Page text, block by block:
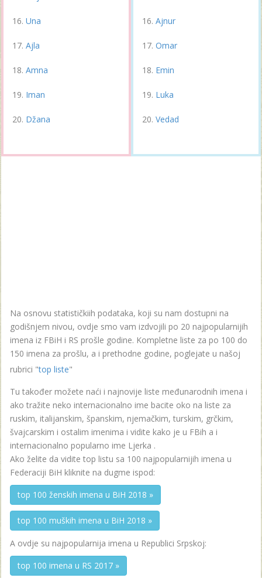
Una
Ajla
Amna
Iman
Džana
Ajnur
Omar
Emin
Luka
Vedad
Na osnovu statističkiih podataka, koji su nam dostupni na
godišnjem nivou, ovdje smo vam izdvojili po 20 najpopularnijih
imena iz FBiH i RS prošle godine. Kompletne liste za po 100 do
150 imena za prošlu, a i prethodne godine, poglejate u našoj
rubrici "top liste"
Tu također možete naći i najnovije liste međunarodnih imena i
ako tražite neko internacionalno ime bacite oko na liste za
ruskim, italijanskim, španskim, njemačkim, turskim, grčkim,
švajcarskim i ostalim imenima i vidite kako je u FBih a i
internacionalno popularno ime Ljerka .
Ako želite da vidite top listu sa 100 najpopularnijih imena u
Federaciji BiH kliknite na dugme ispod:
top 100 ženskih imena u BiH 2018 »
top 100 muških imena u BiH 2018 »
A ovdje su najpopularnija imena u Republici Srpskoj:
top 100 imena u RS 2017 »